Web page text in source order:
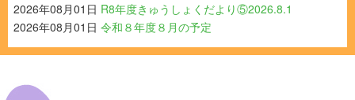
2026年08月01日 R8年度きゅうしょくだより⑤2026.8.1
2026年08月01日 令和８年度８月の予定